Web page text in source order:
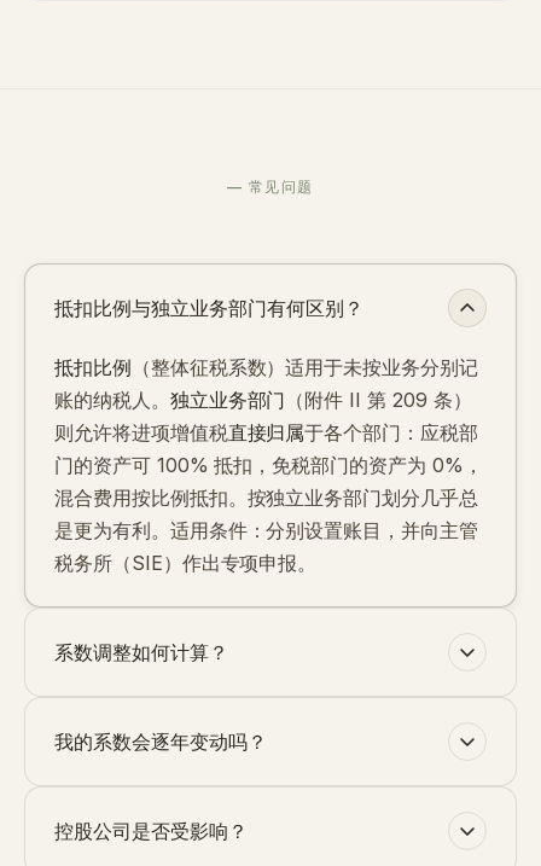
— 常见问题
抵扣比例与独立业务部门有何区别？
抵扣比例 （整体征税系数）适用于未按业务分别记
账的纳税人。 独立业务部门 （附件 II 第 209 条）
则允许将进项增值税直接归属于各个部门：应税部
门的资产可 100% 抵扣，免税部门的资产为 0%，
混合费用按比例抵扣。按独立业务部门划分几乎总
是更为有利。适用条件：分别设置账目，并向主管
税务所（SIE）作出专项申报。
系数调整如何计算？
我的系数会逐年变动吗？
控股公司是否受影响？